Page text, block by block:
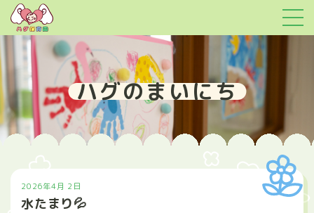
ハグのまいにち
2026年4月 2日
水たまり💦